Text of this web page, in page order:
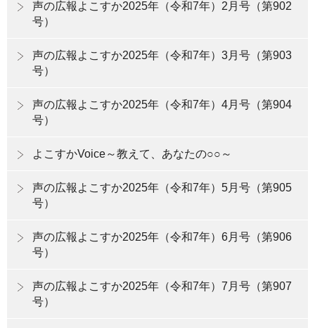
声の広報よこすか2025年（令和7年）2月号（第902
号）
声の広報よこすか2025年（令和7年）3月号（第903
号）
声の広報よこすか2025年（令和7年）4月号（第904
号）
よこすかVoice～教えて、あなたの○○～
声の広報よこすか2025年（令和7年）5月号（第905
号）
声の広報よこすか2025年（令和7年）6月号（第906
号）
声の広報よこすか2025年（令和7年）7月号（第907
号）